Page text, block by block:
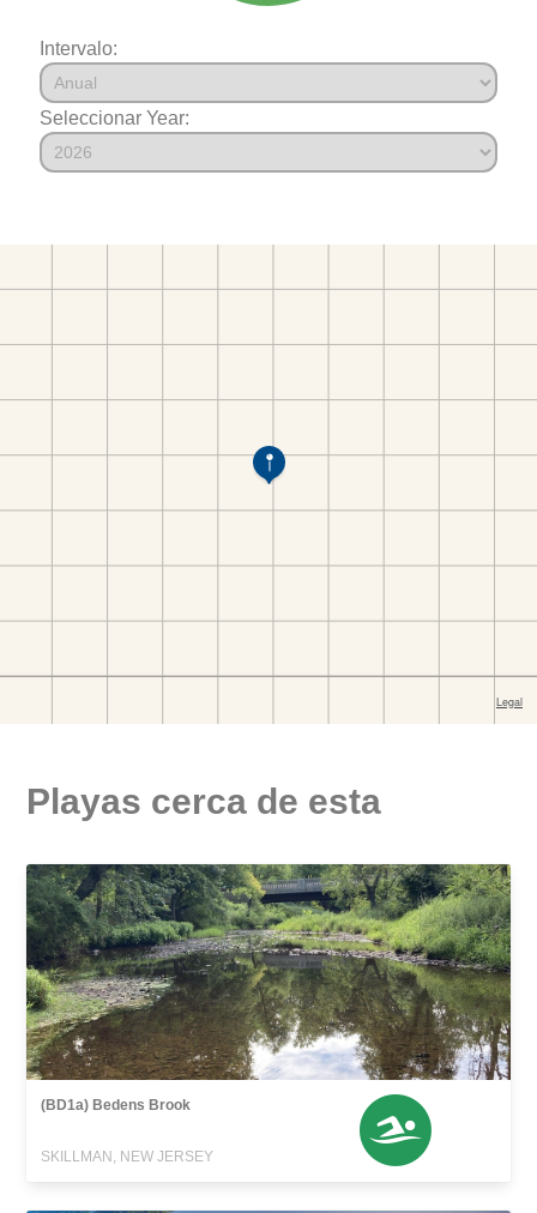
Intervalo:
Seleccionar Year:
Playas cerca de esta
(BD1a) Bedens Brook
SKILLMAN, NEW JERSEY